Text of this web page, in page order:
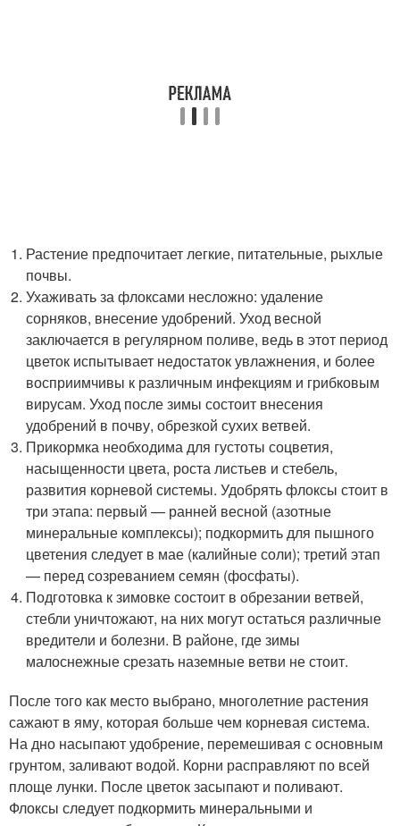
Растение предпочитает легкие, питательные, рыхлые
почвы.
Ухаживать за флоксами несложно: удаление
сорняков, внесение удобрений. Уход весной
заключается в регулярном поливе, ведь в этот период
цветок испытывает недостаток увлажнения, и более
восприимчивы к различным инфекциям и грибковым
вирусам. Уход после зимы состоит внесения
удобрений в почву, обрезкой сухих ветвей.
Прикормка необходима для густоты соцветия,
насыщенности цвета, роста листьев и стебель,
развития корневой системы. Удобрять флоксы стоит в
три этапа: первый — ранней весной (азотные
минеральные комплексы); подкормить для пышного
цветения следует в мае (калийные соли); третий этап
— перед созреванием семян (фосфаты).
Подготовка к зимовке состоит в обрезании ветвей,
стебли уничтожают, на них могут остаться различные
вредители и болезни. В районе, где зимы
малоснежные срезать наземные ветви не стоит.
После того как место выбрано, многолетние растения
сажают в яму, которая больше чем корневая система.
На дно насыпают удобрение, перемешивая с основным
грунтом, заливают водой. Корни расправляют по всей
площе лунки. После цветок засыпают и поливают.
Флоксы следует подкормить минеральными и